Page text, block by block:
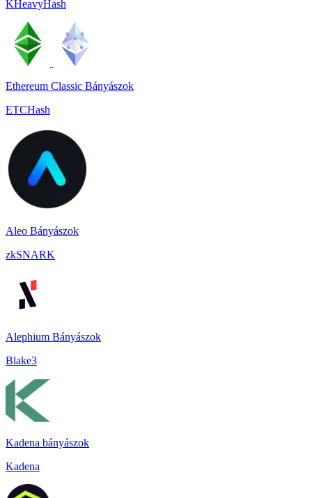
KHeavyHash
Ethereum Classic Bányászok
ETCHash
Aleo Bányászok
zkSNARK
Alephium Bányászok
Blake3
Kadena bányászok
Kadena